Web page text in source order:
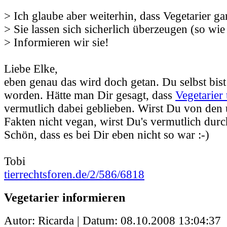
> Ich glaube aber weiterhin, dass Vegetarier
> Sie lassen sich sicherlich überzeugen (so
> Informieren wir sie!
Liebe Elke,
eben genau das wird doch getan. Du selbst
worden. Hätte man Dir gesagt, dass
vermutlich dabei geblieben. Wirst Du von den
Fakten nicht vegan, wirst Du's vermutlich
Schön, dass es bei Dir eben nicht so war :-)
Tobi
tierrechtsforen.de/2/586/6818
Vegetarier informieren
Autor: Ricarda | Datum: 08.10.2008 13:04:37